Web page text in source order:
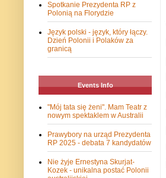
Spotkanie Prezydenta RP z
Polonią na Florydzie
Język polski - język, który łączy.
Dzień Polonii i Polaków za
granicą
Events Info
"Mój tata się żeni". Mam Teatr z
nowym spektaklem w Australii
Prawybory na urząd Prezydenta
RP 2025 - debata 7 kandydatów
Nie żyje Ernestyna Skurjat-
Kozek - unikalna postać Polonii